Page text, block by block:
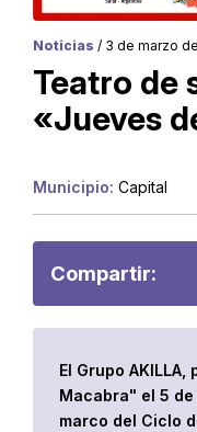
Noticias / 3 de marzo
Teatro de
«Jueves
Municipio: Capital
Compartir:
El Grupo
Macabra" el 5 de
marco del Ciclo